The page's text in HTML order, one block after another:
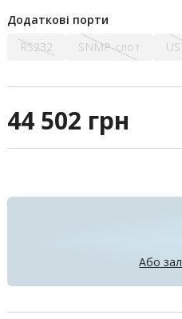
Додаткові порти
RS232
SNMP-слот
44 502 грн
Або